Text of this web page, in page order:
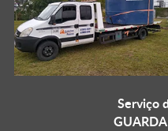
Serviço